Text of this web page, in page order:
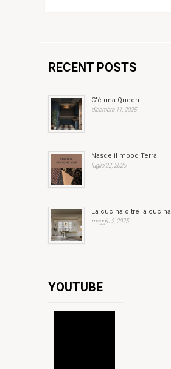
RECENT POSTS
C'è una Queen
dicembre 11, 2025
Nasce il mood Terra
luglio 22, 2025
La cucina oltre la cucina
maggio 2, 2025
YOUTUBE